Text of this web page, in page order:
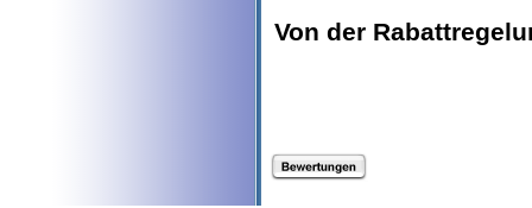
Von der